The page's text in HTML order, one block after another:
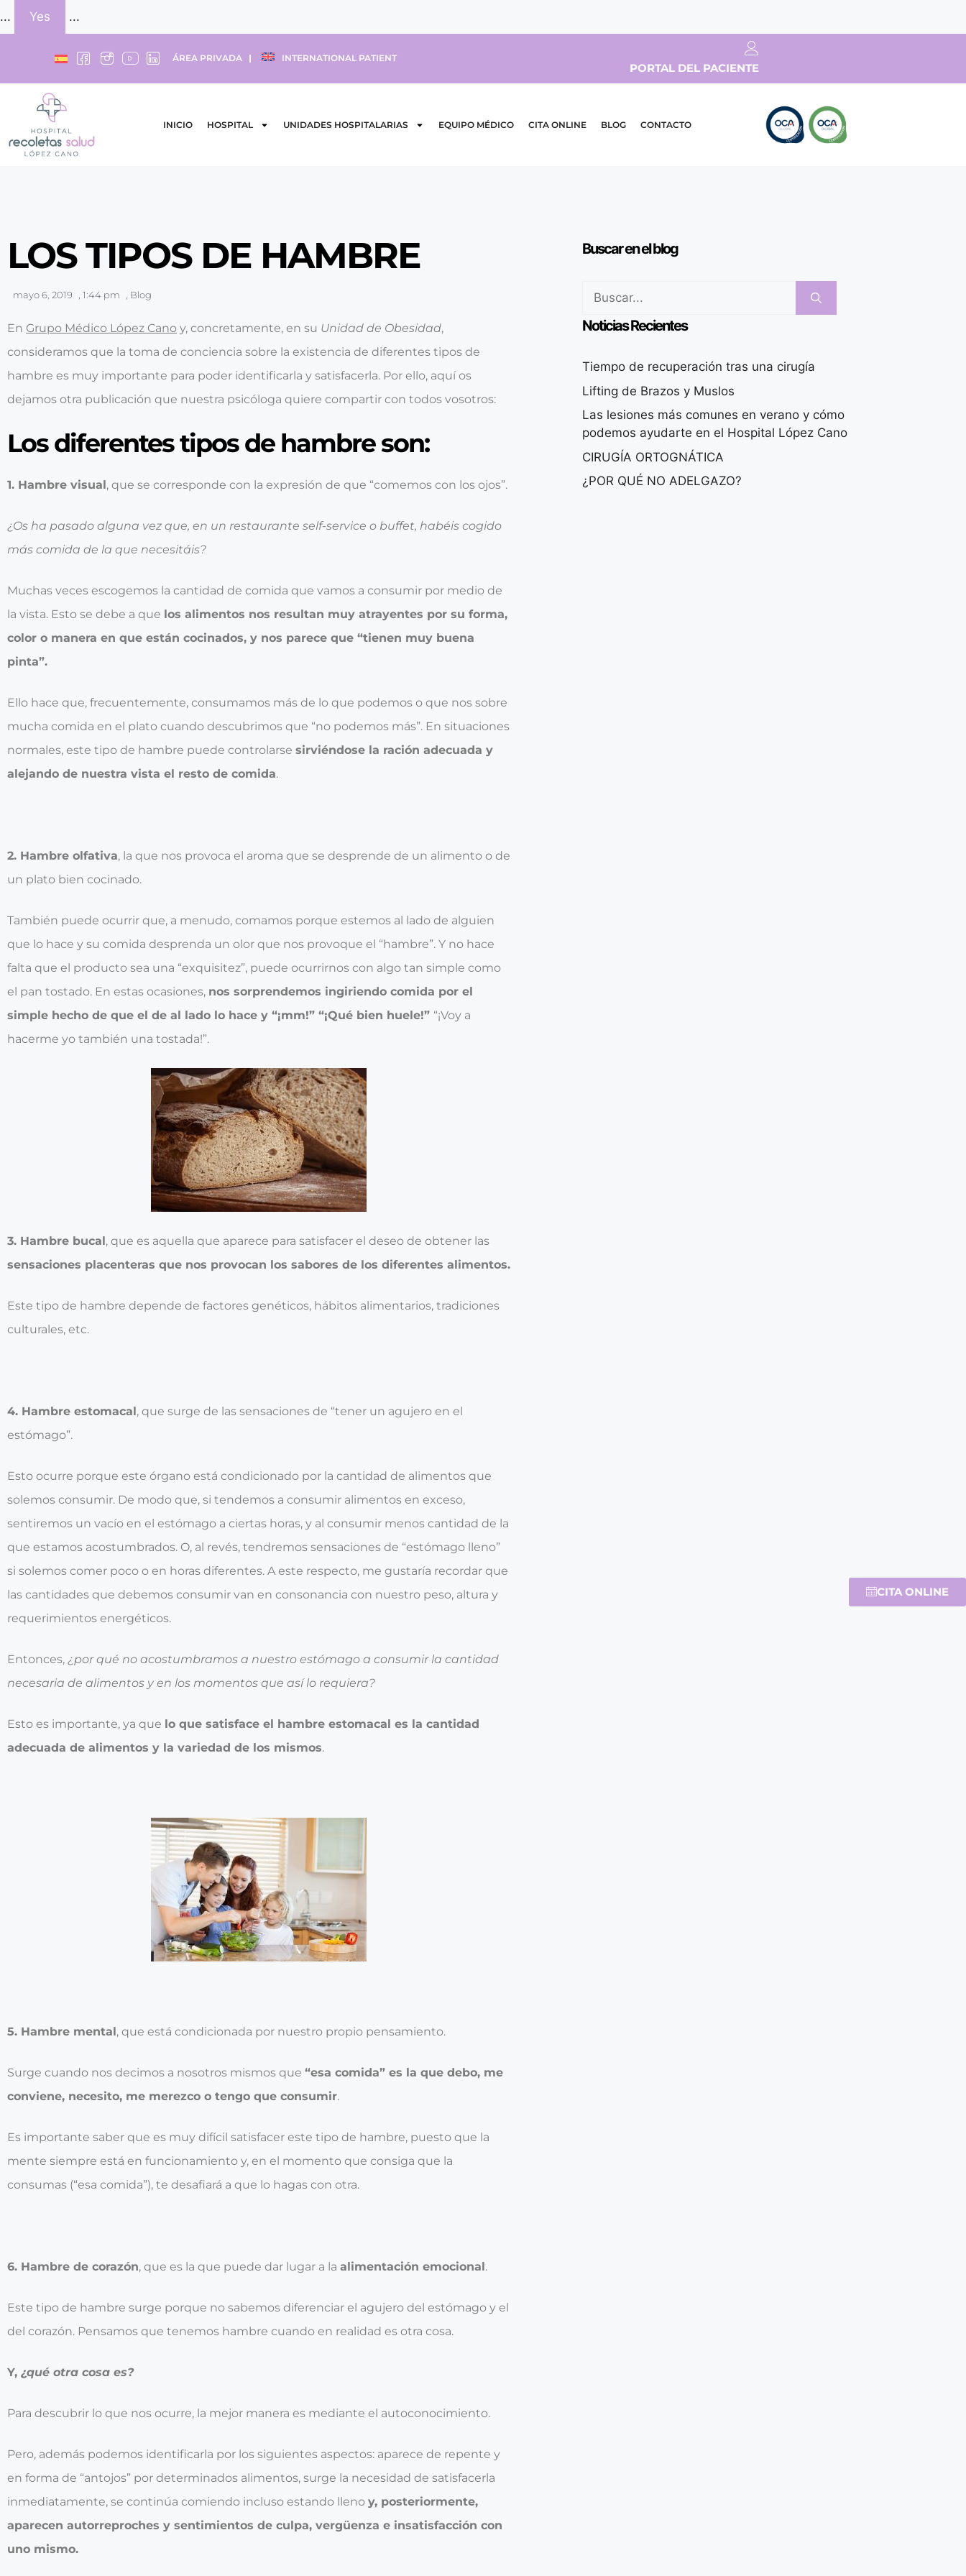
... Yes ...
ÁREA PRIVADA INTERNATIONAL PATIENT
PORTAL DEL PACIENTE
INICIO HOSPITAL UNIDADES HOSPITALARIAS EQUIPO MÉDICO CITA ONLINE BLOG CONTACTO
CITA ONLINE
LOS TIPOS DE HAMBRE
mayo 6, 2019 , 1:44 pm , Blog
En Grupo Médico López Cano y, concretamente, en su Unidad de Obesidad,
consideramos que la toma de conciencia sobre la existencia de diferentes tipos de
hambre es muy importante para poder identificarla y satisfacerla. Por ello, aquí os
dejamos otra publicación que nuestra psicóloga quiere compartir con todos vosotros:
Los diferentes tipos de hambre son:
1. Hambre visual , que se corresponde con la expresión de que “comemos con los ojos”.
¿Os ha pasado alguna vez que, en un restaurante self-service o buffet, habéis cogido
más comida de la que necesitáis?
Muchas veces escogemos la cantidad de comida que vamos a consumir por medio de
la vista. Esto se debe a que los alimentos nos resultan muy atrayentes por su forma,
color o manera en que están cocinados, y nos parece que “tienen muy buena
pinta”.
Ello hace que, frecuentemente, consumamos más de lo que podemos o que nos sobre
mucha comida en el plato cuando descubrimos que “no podemos más”. En situaciones
normales, este tipo de hambre puede controlarse sirviéndose la ración adecuada y
alejando de nuestra vista el resto de comida.
2. Hambre olfativa, la que nos provoca el aroma que se desprende de un alimento o de
un plato bien cocinado.
También puede ocurrir que, a menudo, comamos porque estemos al lado de alguien
que lo hace y su comida desprenda un olor que nos provoque el “hambre”. Y no hace
falta que el producto sea una “exquisitez”, puede ocurrirnos con algo tan simple como
el pan tostado. En estas ocasiones, nos sorprendemos ingiriendo comida por el
simple hecho de que el de al lado lo hace y “¡mm!” “¡Qué bien huele!” “¡Voy a
hacerme yo también una tostada!”.
3. Hambre bucal , que es aquella que aparece para satisfacer el deseo de obtener las
sensaciones placenteras que nos provocan los sabores de los diferentes alimentos.
Este tipo de hambre depende de factores genéticos, hábitos alimentarios, tradiciones
culturales, etc.
4. Hambre estomacal , que surge de las sensaciones de “tener un agujero en el
estómago”.
Esto ocurre porque este órgano está condicionado por la cantidad de alimentos que
solemos consumir. De modo que, si tendemos a consumir alimentos en exceso,
sentiremos un vacío en el estómago a ciertas horas, y al consumir menos cantidad de la
que estamos acostumbrados. O, al revés, tendremos sensaciones de “estómago lleno”
si solemos comer poco o en horas diferentes. A este respecto, me gustaría recordar que
las cantidades que debemos consumir van en consonancia con nuestro peso, altura y
requerimientos energéticos.
Entonces, ¿por qué no acostumbramos a nuestro estómago a consumir la cantidad
necesaria de alimentos y en los momentos que así lo requiera?
Esto es importante, ya que lo que satisface el hambre estomacal es la cantidad
adecuada de alimentos y la variedad de los mismos.
5. Hambre mental , que está condicionada por nuestro propio pensamiento.
Surge cuando nos decimos a nosotros mismos que “esa comida” es la que debo, me
conviene, necesito, me merezco o tengo que consumir.
Es importante saber que es muy difícil satisfacer este tipo de hambre, puesto que la
mente siempre está en funcionamiento y, en el momento que consiga que la
consumas (“esa comida”), te desafiará a que lo hagas con otra.
6. Hambre de corazón, que es la que puede dar lugar a la alimentación emocional .
Este tipo de hambre surge porque no sabemos diferenciar el agujero del estómago y el
del corazón. Pensamos que tenemos hambre cuando en realidad es otra cosa.
Y, ¿qué otra cosa es?
Para descubrir lo que nos ocurre, la mejor manera es mediante el autoconocimiento.
Pero, además podemos identificarla por los siguientes aspectos: aparece de repente y
en forma de “antojos” por determinados alimentos, surge la necesidad de satisfacerla
inmediatamente, se continúa comiendo incluso estando lleno y, posteriormente,
aparecen autorreproches y sentimientos de culpa, vergüenza e insatisfacción con
uno mismo.
Buscar en el blog
Noticias Recientes
Tiempo de recuperación tras una cirugía
Lifting de Brazos y Muslos
Las lesiones más comunes en verano y cómo
podemos ayudarte en el Hospital López Cano
CIRUGÍA ORTOGNÁTICA
¿POR QUÉ NO ADELGAZO?